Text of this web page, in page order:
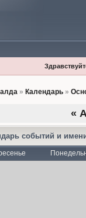
» Календарь»
«
событий и